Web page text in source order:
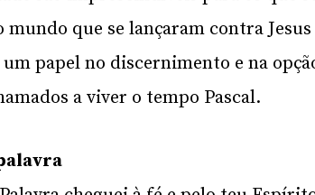
mundo que se lançaram contra
papel no discernimento e na
a viver o tempo Pascal.